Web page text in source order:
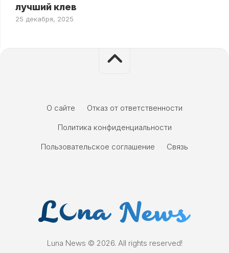
лучший клев
25 декабря, 2025
О сайте
Отказ от ответственности
Политика конфиденциальности
Пользовательское соглашение
Связь
Luna News © 2026. All rights reserved!